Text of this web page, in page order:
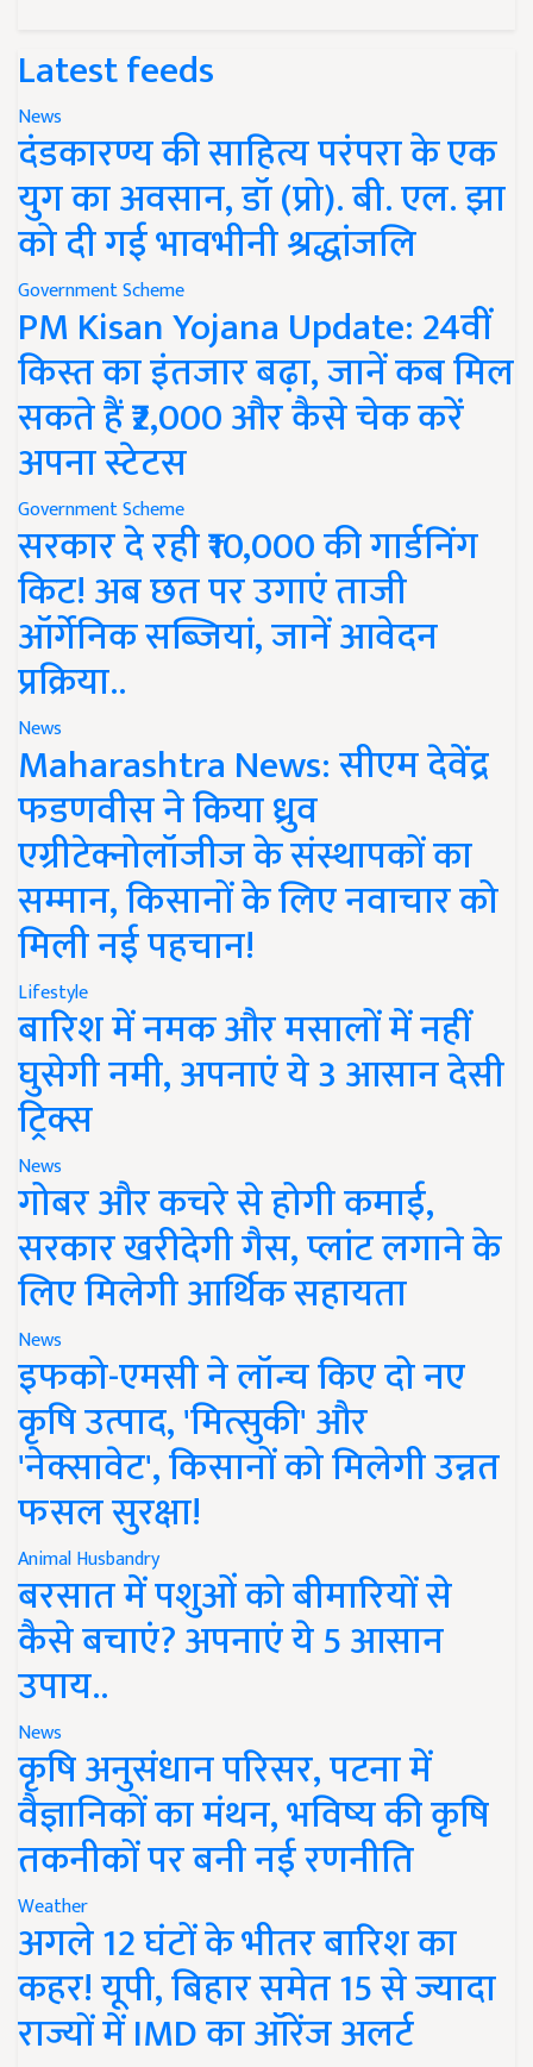
Latest feeds
News
दंडकारण्य की साहित्य परंपरा के एक
युग का अवसान, डॉ (प्रो). बी. एल. झा
को दी गई भावभीनी श्रद्धांजलि
Government Scheme
PM Kisan Yojana Update: 24वीं
किस्त का इंतजार बढ़ा, जानें कब मिल
सकते हैं ₹2,000 और कैसे चेक करें
अपना स्टेटस
Government Scheme
सरकार दे रही ₹10,000 की गार्डनिंग
किट! अब छत पर उगाएं ताजी
ऑर्गेनिक सब्जियां, जानें आवेदन
प्रक्रिया..
News
Maharashtra News: सीएम देवेंद्र
फडणवीस ने किया ध्रुव
एग्रीटेक्नोलॉजीज के संस्थापकों का
सम्मान, किसानों के लिए नवाचार को
मिली नई पहचान!
Lifestyle
बारिश में नमक और मसालों में नहीं
घुसेगी नमी, अपनाएं ये 3 आसान देसी
ट्रिक्स
News
गोबर और कचरे से होगी कमाई,
सरकार खरीदेगी गैस, प्लांट लगाने के
लिए मिलेगी आर्थिक सहायता
News
इफको-एमसी ने लॉन्च किए दो नए
कृषि उत्पाद, 'मित्सुकी' और
'नेक्सावेट', किसानों को मिलेगी उन्नत
फसल सुरक्षा!
Animal Husbandry
बरसात में पशुओं को बीमारियों से
कैसे बचाएं? अपनाएं ये 5 आसान
उपाय..
News
कृषि अनुसंधान परिसर, पटना में
वैज्ञानिकों का मंथन, भविष्य की कृषि
तकनीकों पर बनी नई रणनीति
Weather
अगले 12 घंटों के भीतर बारिश का
कहर! यूपी, बिहार समेत 15 से ज्यादा
राज्यों में IMD का ऑरेंज अलर्ट